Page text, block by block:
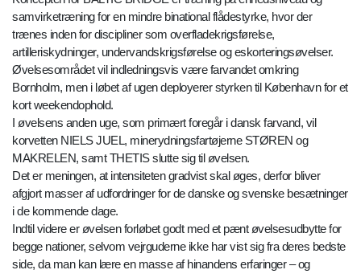
samvirketræning for en mindre binational flådestyrke, hvor der
trænes inden for discipliner som overfladekrigsførelse,
artilleriskydninger, undervandskrigsførelse og eskorteringsøvelser.
Øvelsesområdet vil indledningsvis være farvandet omkring
Bornholm, men i løbet af ugen deployerer styrken til København for et
kort weekendophold.
I øvelsens anden uge, som primært foregår i dansk farvand, vil
korvetten NIELS JUEL, minerydningsfartøjerne STØREN og
MAKRELEN, samt THETIS slutte sig til øvelsen.
Det er meningen, at intensiteten gradvist skal øges, derfor bliver
afgjort masser af udfordringer for de danske og svenske besætninger
i de kommende dage.
Indtil videre er øvelsen forløbet godt med et pænt øvelsesudbytte for
begge nationer, selvom vejrguderne ikke har vist sig fra deres bedste
side, da man kan lære en masse af hinandens erfaringer – og